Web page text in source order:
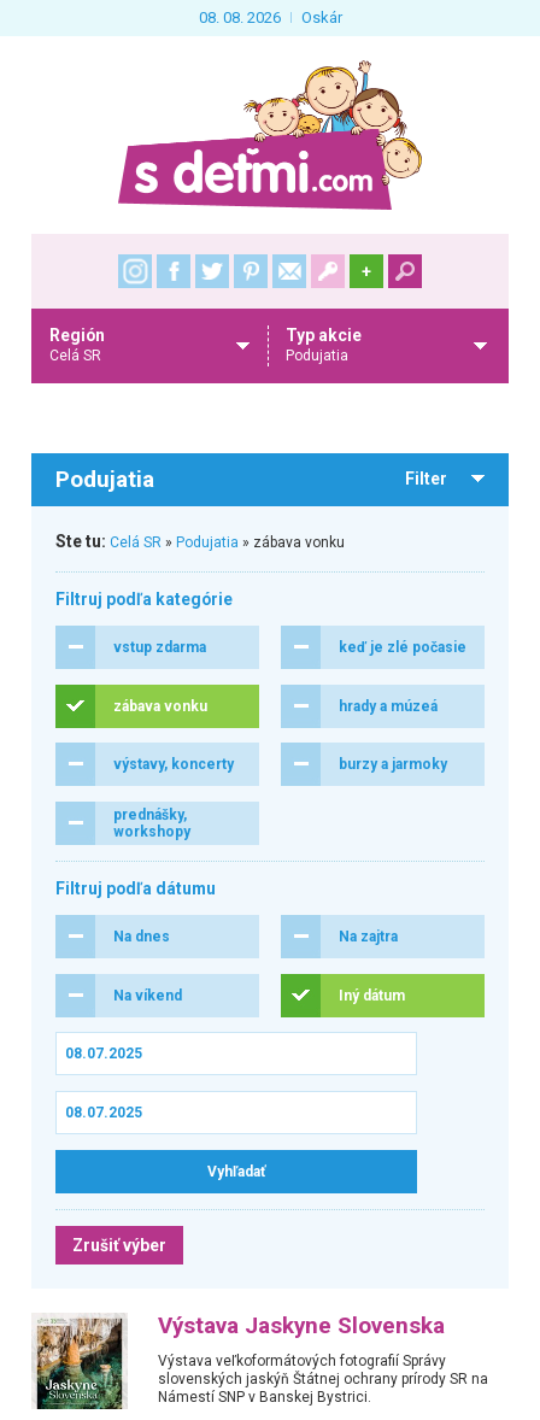
08. 08. 2026 Oskár
+
Región
Celá SR
Typ akcie
Podujatia
Podujatia Filter
Ste tu: Celá SR» Podujatia » zábava vonku
Filtruj podľa kategórie
vstup zdarma keď je zlé počasie
zábava vonku hrady a múzeá
výstavy, koncerty burzy a jarmoky
prednášky,
workshopy
Filtruj podľa dátumu
Na dnes Na zajtra
Na víkend Iný dátum
Zrušiť výber
Výstava Jaskyne Slovenska
Výstava veľkoformátových fotografií Správy
slovenských jaskýň Štátnej ochrany prírody SR na
Námestí SNP v Banskej Bystrici.